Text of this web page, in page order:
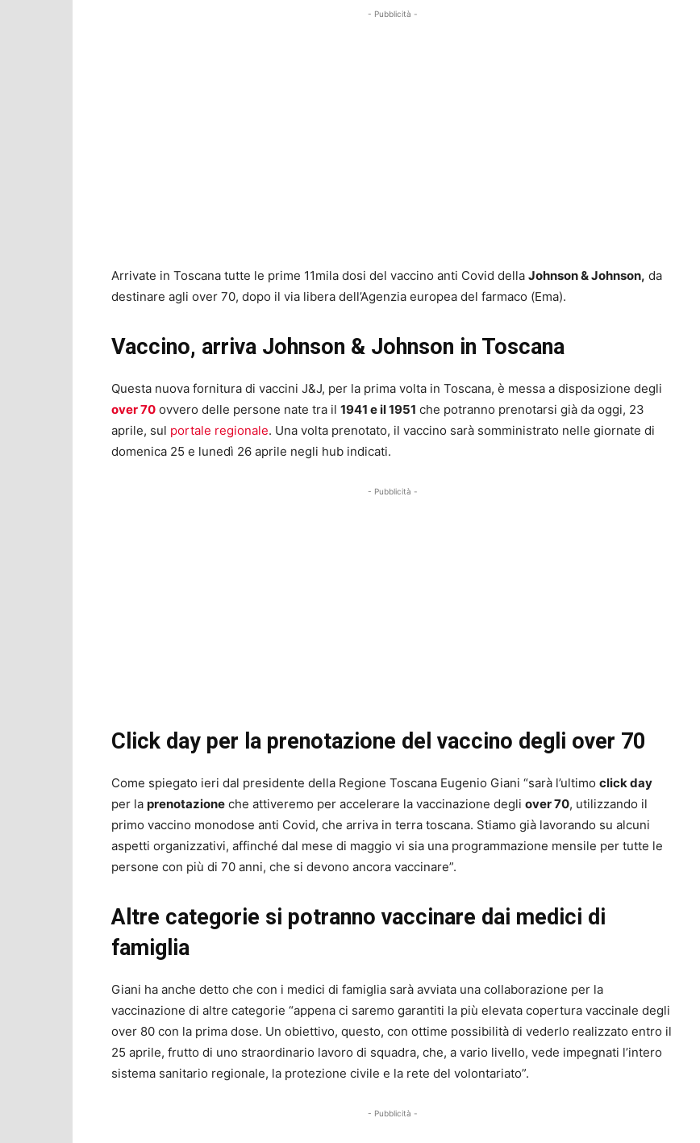
- Pubblicità -
Arrivate in Toscana tutte le prime 11mila dosi del vaccino anti Covid della Johnson & Johnson, da
destinare agli over 70, dopo il via libera dell’Agenzia europea del farmaco (Ema).
Vaccino, arriva Johnson & Johnson in Toscana
Questa nuova fornitura di vaccini J&J, per la prima volta in Toscana, è messa a disposizione degli
over 70 ovvero delle persone nate tra il 1941 e il 1951 che potranno prenotarsi già da oggi, 23
aprile, sul portale regionale. Una volta prenotato, il vaccino sarà somministrato nelle giornate di
domenica 25 e lunedì 26 aprile negli hub indicati.
- Pubblicità -
Click day per la prenotazione del vaccino degli over 70
Come spiegato ieri dal presidente della Regione Toscana Eugenio Giani “sarà l’ultimo click day
per la prenotazione che attiveremo per accelerare la vaccinazione degli over 70, utilizzando il
primo vaccino monodose anti Covid, che arriva in terra toscana. Stiamo già lavorando su alcuni
aspetti organizzativi, affinché dal mese di maggio vi sia una programmazione mensile per tutte le
persone con più di 70 anni, che si devono ancora vaccinare”.
Altre categorie si potranno vaccinare dai medici di
famiglia
Giani ha anche detto che con i medici di famiglia sarà avviata una collaborazione per la
vaccinazione di altre categorie “appena ci saremo garantiti la più elevata copertura vaccinale degli
over 80 con la prima dose. Un obiettivo, questo, con ottime possibilità di vederlo realizzato entro il
25 aprile, frutto di uno straordinario lavoro di squadra, che, a vario livello, vede impegnati l’intero
sistema sanitario regionale, la protezione civile e la rete del volontariato”.
- Pubblicità -